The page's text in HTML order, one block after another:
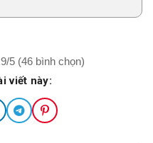
5 (46 bình chọn)
viết này: